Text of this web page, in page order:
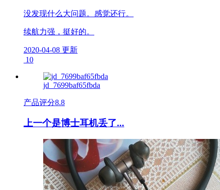
没发现什么大问题。感觉还行。
续航力强，挺好的。
2020-04-08 更新
10
jd_7699baf65fbda
产品评分8.8
上一个是博士耳机丢了...